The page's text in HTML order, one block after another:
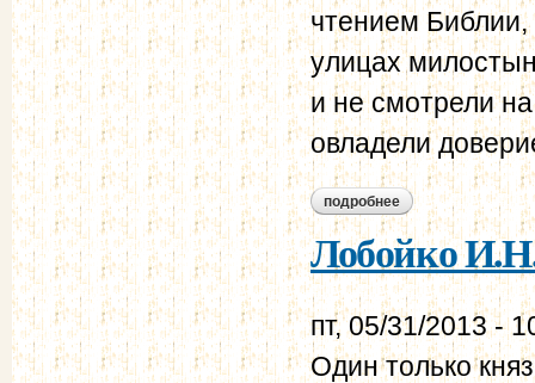
чтением
улицах
и не смотрели
овладели
подробнее о лобойко и.н.
Лобойко
пт, 05/31/2013 -
Один только